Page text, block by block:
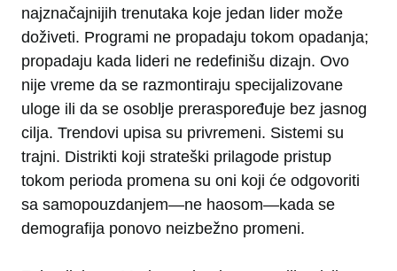
najznačajnijih trenutaka koje jedan lider može
doživeti. Programi ne propadaju tokom opadanja;
propadaju kada lideri ne redefinišu dizajn. Ovo
nije vreme da se razmontiraju specijalizovane
uloge ili da se osoblje preraspoređuje bez jasnog
cilja. Trendovi upisa su privremeni. Sistemi su
trajni. Distrikti koji strateški prilagode pristup
tokom perioda promena su oni koji će odgovoriti
sa samopouzdanjem—ne haosom—kada se
demografija ponovo neizbežno promeni.